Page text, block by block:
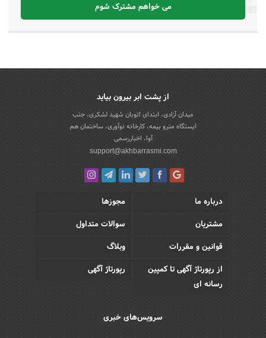
می خواهم مشترک شوم
از پشت ابر بیرون بیاید
میدان آزادی، ابتدای اتوبان شهید لشکری، جنب
ایستگاه مترو بیمه، کارخانه نوآوری، ساختمان هم
آوا، اخباررسمی
support@akhbarrasmi.com
درباره ما
مجوزها
مشتریان
سوالات متداول
قوانین و مقررات
وبلاگ
از رپورتاژ آگهی تا کمپین
رسانه ای
رپورتاژ آگهی
سرویس‌های خبری